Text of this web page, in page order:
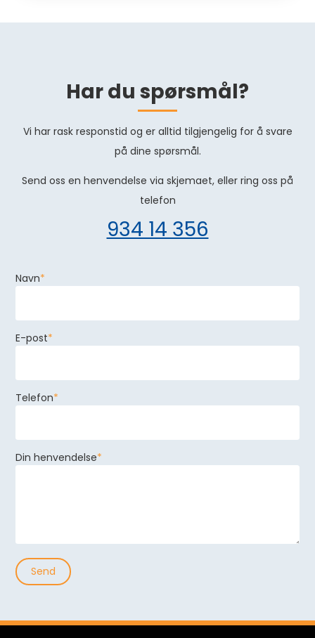
Har du spørsmål?
​Vi har rask responstid og er alltid ​tilgjengelig for å svare
på dine spørsmål.
Send oss en henvendelse via skjemaet, eller ring oss på
telefon
934 14 356
Navn*
E-post*
Telefon*
Din henvendelse*